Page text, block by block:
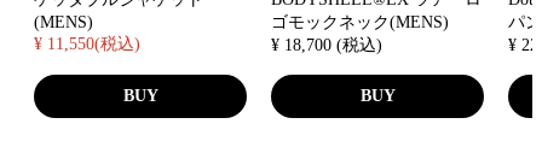
(MENS)
¥ 11,550(税込)
BUY
ゴモックネック(MENS)
¥ 18,700 (税込)
BUY
パ
¥